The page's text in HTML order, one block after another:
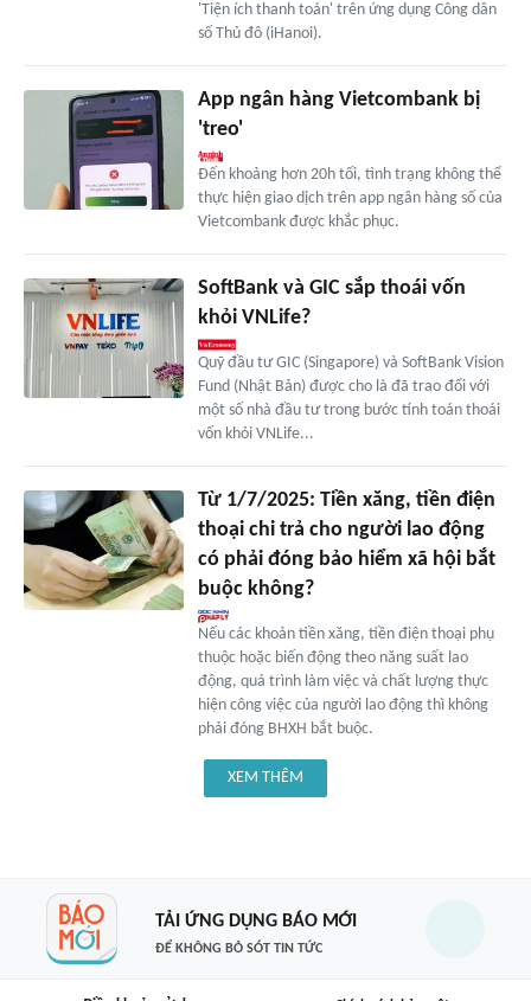
'Tiện ích thanh toán' trên ứng dụng Công dân
số Thủ đô (iHanoi).
App ngân hàng Vietcombank bị
'treo'
Đến khoảng hơn 20h tối, tình trạng không thể
thực hiện giao dịch trên app ngân hàng số của
Vietcombank được khắc phục.
SoftBank và GIC sắp thoái vốn
khỏi VNLife?
Quỹ đầu tư GIC (Singapore) và SoftBank Vision
Fund (Nhật Bản) được cho là đã trao đổi với
một số nhà đầu tư trong bước tính toán thoái
vốn khỏi VNLife...
Từ 1/7/2025: Tiền xăng, tiền điện
thoại chi trả cho người lao động
có phải đóng bảo hiểm xã hội bắt
buộc không?
Nếu các khoản tiền xăng, tiền điện thoại phụ
thuộc hoặc biến động theo năng suất lao
động, quá trình làm việc và chất lượng thực
hiện công việc của người lao động thì không
phải đóng BHXH bắt buộc.
XEM THÊM
TẢI ỨNG DỤNG BÁO MỚI
ĐỂ KHÔNG BỎ SÓT TIN TỨC